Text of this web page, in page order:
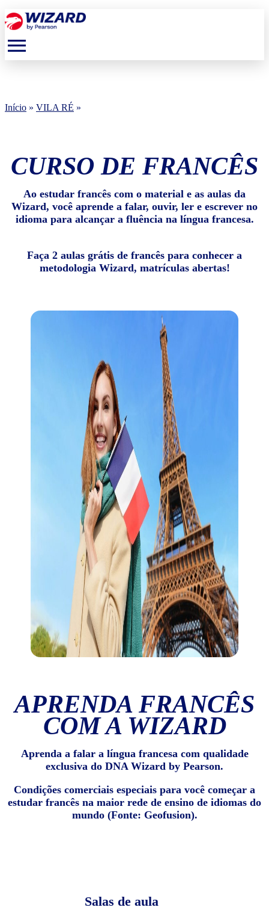
menu
Início » VILA RÉ »
CURSO DE FRANCÊS
Ao estudar francês com o material e as aulas da
Wizard, você aprende a falar, ouvir, ler e escrever no
idioma para alcançar a fluência na língua francesa.
Faça 2 aulas grátis de francês para conhecer a
metodologia Wizard, matrículas abertas!
APRENDA FRANCÊS
COM A WIZARD
Aprenda a falar a língua francesa com qualidade
exclusiva do DNA Wizard by Pearson.
Condições comerciais especiais para você começar a
estudar francês na maior rede de ensino de idiomas do
mundo (Fonte: Geofusion).
Salas de aula